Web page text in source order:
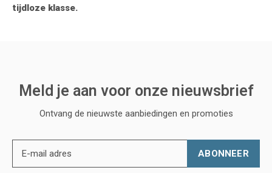
tijdloze klasse.
Meld je aan voor onze nieuwsbrief
Ontvang de nieuwste aanbiedingen en promoties
ABONNEER